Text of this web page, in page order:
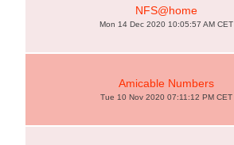
NFS@home
Mon 14 Dec 2020 10:05:57 AM CET
Amicable Numbers
Tue 10 Nov 2020 07:11:12 PM CET